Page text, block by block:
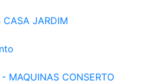
CASA JARDIM
- MAQUINAS CONSERTO